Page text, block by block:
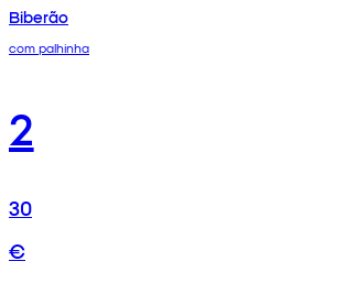
Biberão
com palhinha
2
30
€